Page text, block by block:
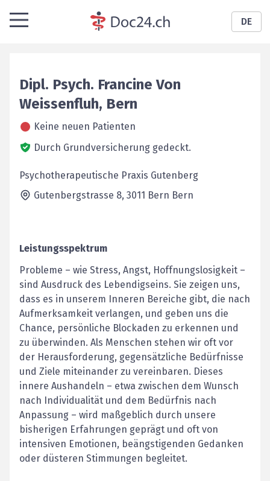
DE
Dipl. Psych. Francine Von
Weissenfluh, Bern
Keine neuen Patienten
Durch Grundversicherung gedeckt.
Psychotherapeutische Praxis Gutenberg
Gutenbergstrasse 8, 3011 Bern Bern
Leistungsspektrum
Probleme – wie Stress, Angst, Hoffnungslosigkeit –
sind Ausdruck des Lebendigseins. Sie zeigen uns,
dass es in unserem Inneren Bereiche gibt, die nach
Aufmerksamkeit verlangen, und geben uns die
Chance, persönliche Blockaden zu erkennen und
zu überwinden. Als Menschen stehen wir oft vor
der Herausforderung, gegensätzliche Bedürfnisse
und Ziele miteinander zu vereinbaren. Dieses
innere Aushandeln – etwa zwischen dem Wunsch
nach Individualität und dem Bedürfnis nach
Anpassung – wird maßgeblich durch unsere
bisherigen Erfahrungen geprägt und oft von
intensiven Emotionen, beängstigenden Gedanken
oder düsteren Stimmungen begleitet.